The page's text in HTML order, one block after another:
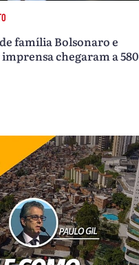
família Bolsonaro e
chegaram a 580